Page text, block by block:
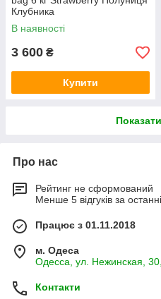
Клубника
В наявності
3 600 ₴
Купити
Про нас
Рейтинг не сформований
Менше 5 відгуків за
Працює з 01.11.2018
м. Одеса
Одесса, ул. Нежинская,
Контакти